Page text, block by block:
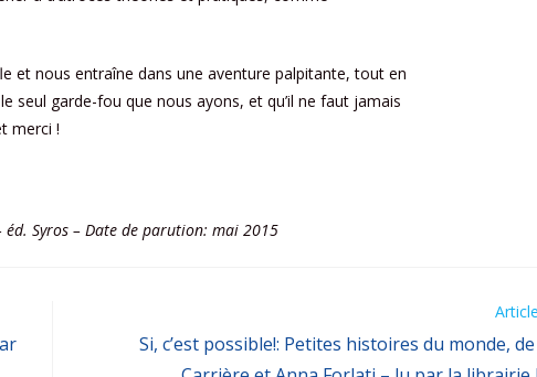
et nous entraîne dans une aventure palpitante, tout en
seul garde-fou que nous ayons, et qu’il ne faut jamais
merci !
éd. Syros – Date de parution: mai 2015
Si, c’est possible!: Petites histoires du monde,